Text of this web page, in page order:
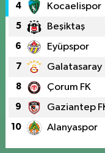
4 Kocaelispor
5 Beşiktaş
6 Eyüpspor
7 Galatasaray
8 Çorum FK
9 Gaziantep
10 Alanyaspor